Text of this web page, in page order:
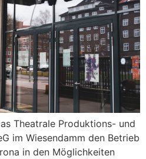
Theatrale Produktions- und
im Wiesendamm den Betrieb
in den Möglichkeiten